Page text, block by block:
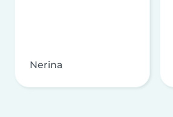
Nerina